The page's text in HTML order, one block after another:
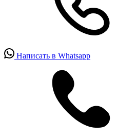
Написать в Whatsapp